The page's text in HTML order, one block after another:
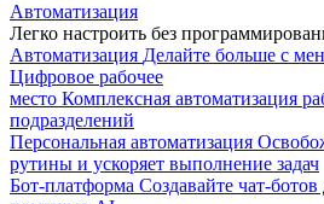
Автоматизация
Легко настроить без
Автоматизация Делайте больше с
Цифровое рабочее
место Комплексная автоматизация
подразделений
Персональная автоматизация
рутины и ускоряет выполнение задач
Бот-платформа Создавайте чат-